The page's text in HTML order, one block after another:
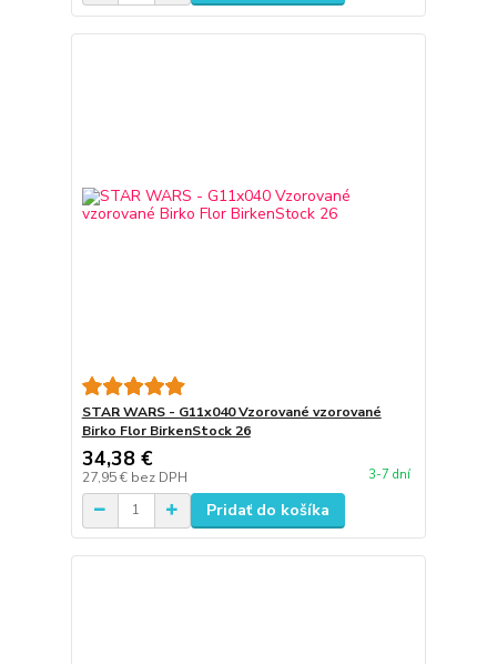
STAR WARS - G11x040 Vzorované vzorované
Birko Flor BirkenStock 26
34,38 €
27,95 € bez DPH 3-7 dní
Pridať do košíka